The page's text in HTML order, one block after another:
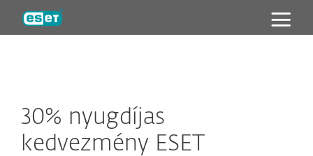
30% nyugdíjas
kedvezmény ESET
ESET